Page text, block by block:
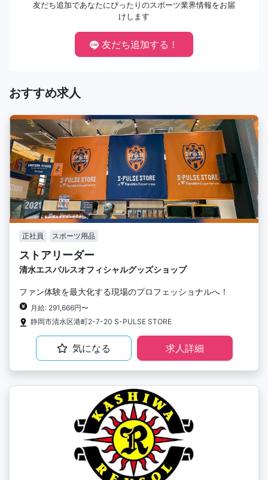
友だち追加であなたにぴったりのスポーツ業界情報をお届
けします
友だち追加する！
おすすめ求人
正社員 スポーツ用品
ストアリーダー
清水エスパルスオフィシャルグッズショップ
ファン体験を最大化する現場のプロフェッショナルへ！
月給: 291,666円〜
静岡市清水区港町2-7-20 S-PULSE STORE
気になる 求人詳細